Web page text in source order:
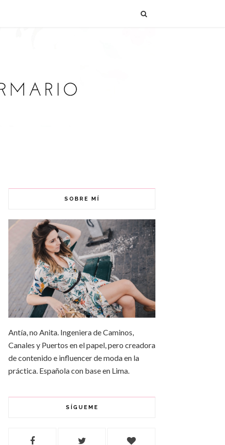
SOBRE MÍ
Antía, no Anita. Ingeniera de Caminos,
Canales y Puertos en el papel, pero creadora
de contenido e influencer de moda en la
práctica. Española con base en Lima.
SÍGUEME